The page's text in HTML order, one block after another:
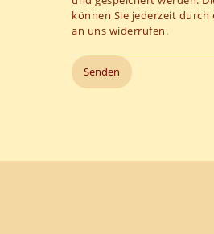
können Sie jederzeit durch
an uns widerrufen.
Senden